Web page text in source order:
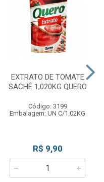
EXTRATO DE TOMATE
SACHÊ 1,020KG QUERO
Código: 3199
Embalagem: UN C/1.02KG
R$ 9,90